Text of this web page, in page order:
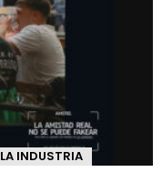
LA INDUSTRIA